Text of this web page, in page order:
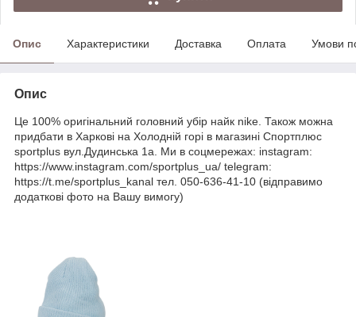
Опис Характеристики Доставка Оплата Умови
Опис
Це 100% оригінальний головний убір найк nike. Також можна
придбати в Харкові на Холодній горі в магазині Спортплюс
sportplus вул.Дудинська 1а. Ми в соцмережах: instagram:
https://www.instagram.com/sportplus_ua/ telegram:
https://t.me/sportplus_kanal тел. 050-636-41-10 (відправимо
додаткові фото на Вашу вимогу)